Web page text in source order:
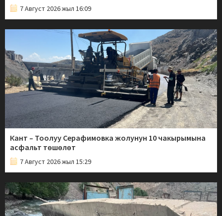
7 Август 2026 жыл 16:09
Кант – Тоолуу Серафимовка жолунун 10 чакырымына
асфальт төшөлөт
7 Август 2026 жыл 15:29